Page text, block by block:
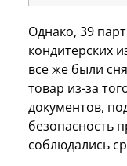
Однако, 39
кондитерских
все же были
товар из-за
документов,
безопасность
соблюдались